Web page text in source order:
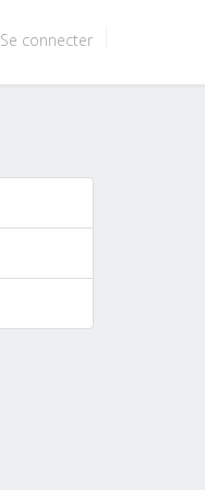
Se connecter